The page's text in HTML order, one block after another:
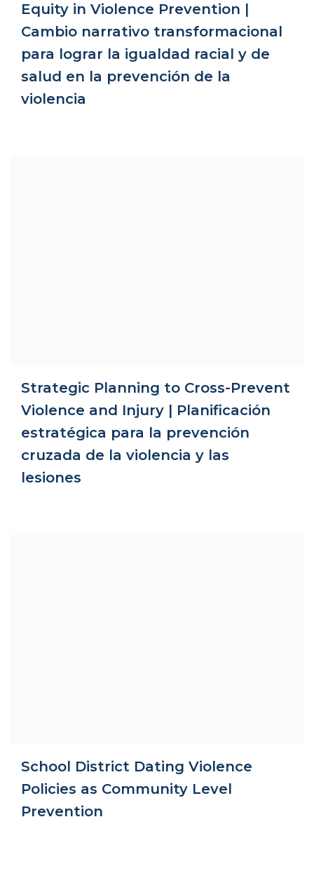
Equity in Violence Prevention |
Cambio narrativo transformacional
para lograr la igualdad racial y de
salud en la prevención de la
violencia
Strategic Planning to Cross-Prevent
Violence and Injury | Planificación
estratégica para la prevención
cruzada de la violencia y las
lesiones
School District Dating Violence
Policies as Community Level
Prevention